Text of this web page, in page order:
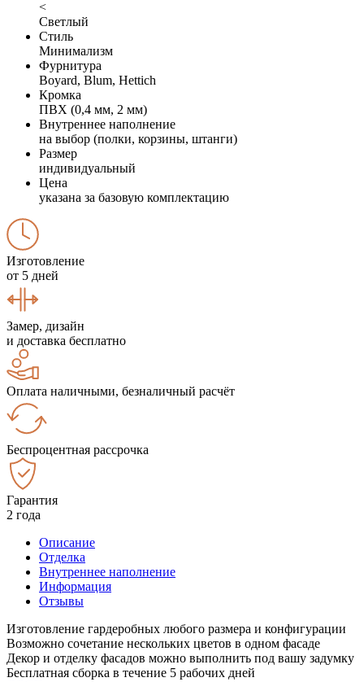
<
Светлый
Стиль
Минимализм
Фурнитура
Boyard, Blum, Hettich
Кромка
ПВХ (0,4 мм, 2 мм)
Внутреннее наполнение
на выбор (полки, корзины, штанги)
Размер
индивидуальный
Цена
указана за базовую комплектацию
Изготовление
от 5 дней
Замер, дизайн
и доставка бесплатно
Оплата наличными, безналичный расчёт
Беспроцентная рассрочка
Гарантия
2 года
Описание
Отделка
Внутреннее наполнение
Информация
Отзывы
Изготовление гардеробных любого размера и конфигурации
Возможно сочетание нескольких цветов в одном фасаде
Декор и отделку фасадов можно выполнить под вашу задумку
Бесплатная сборка в течение 5 рабочих дней